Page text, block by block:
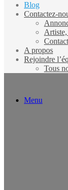
Blog
Contactez-
A propos
Rejoindre
Tous
Menu